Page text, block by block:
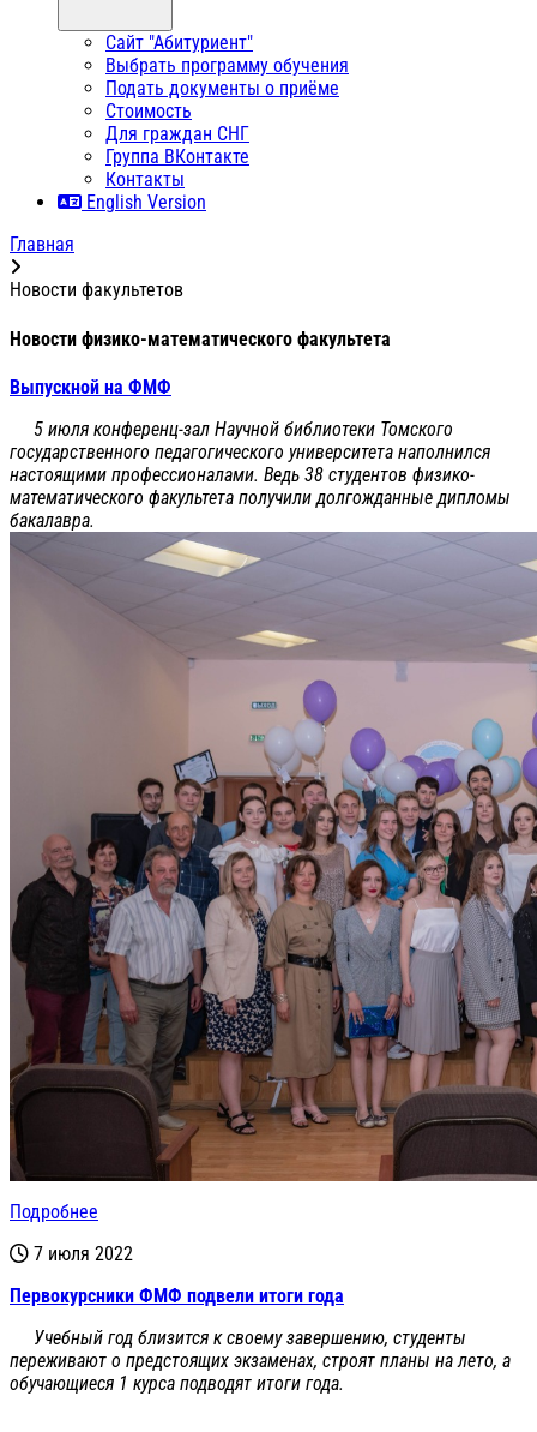
Сайт "Абитуриент"
Выбрать программу обучения
Подать документы о приёме
Стоимость
Для граждан СНГ
Группа ВКонтакте
Контакты
English Version
Главная
Новости факультетов
Новости физико-математического факультета
Выпускной на ФМФ
5 июля конференц-зал Научной библиотеки Томского
государственного педагогического университета наполнился
настоящими профессионалами. Ведь 38 студентов физико-
математического факультета получили долгожданные дипломы
бакалавра.
Подробнее
7 июля 2022
Первокурсники ФМФ подвели итоги года
Учебный год близится к своему завершению, студенты
переживают о предстоящих экзаменах, строят планы на лето, а
обучающиеся 1 курса подводят итоги года.